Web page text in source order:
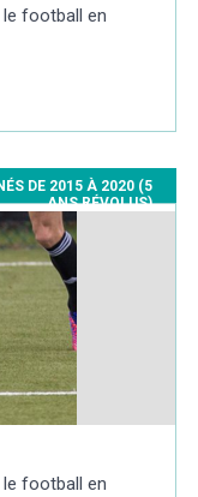
football en
DE 2015 À 2020 (5
ANS RÉVOLUS)
football en